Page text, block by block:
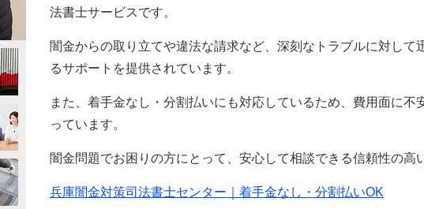
法書士サービスです。
闇金からの取り立てや違法な請求など、深刻なトラブルに対して
るサポートを提供されています。
また、着手金なし・分割払いにも対応しているため、費用面に
っています。
闇金問題でお困りの方にとって、安心して相談できる信頼性の高
兵庫闇金対策司法書士センター｜着手金なし・分割払いOK